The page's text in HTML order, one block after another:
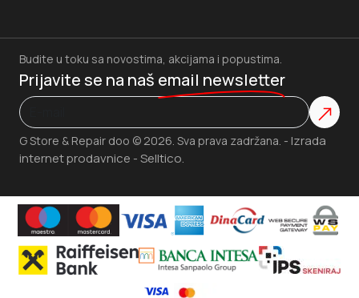
G Store & Repair doo © 2026. Sva prava zadržana. - Izrada
internet prodavnice - Selltico.
Budite u toku sa novostima, akcijama i popustima.
Prijavite se na naš email newsletter